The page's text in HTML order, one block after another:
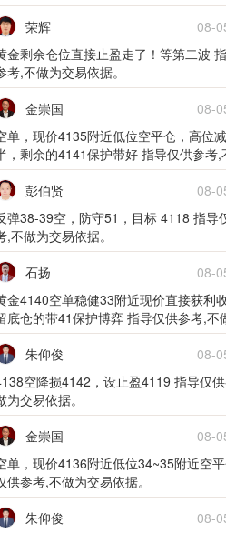
5m
01月28日0128货币
5m
01月27日0127货币
01月26日0126货币
01月25日0125货币
01月24日0124货币
01月21日0121外汇
荣辉
08-
金剩余仓位直接止盈走了！等第二波
考,不做为交易依据。
金崇国
08-
单，现价4135附近低位空平仓，高位
，剩余的4141保护带好 指导仅供参考,
易依据。
彭伯贤
08-
弹38-39空，防守51，目标 4118 指导
,不做为交易依据。
石扬
08-
金4140空单稳健33附近现价直接获利
底仓的带41保护博弈 指导仅供参考,不
依据。
朱仰俊
08-
空降损4142，设止盈4119 指导仅
为交易依据。
金崇国
08-
单，现价4136附近低位34~35附近空
供参考,不做为交易依据。
朱仰俊
08-